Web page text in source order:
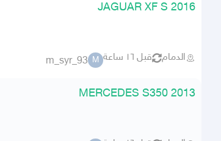
JAGUAR XF S 2016
الدمام قبل ١٦ ساعة M
m_syr_93
MERCEDES S350 2013